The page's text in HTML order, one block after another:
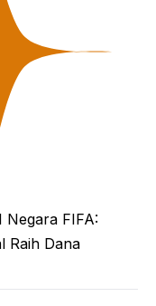
Negara FIFA:
Raih Dana